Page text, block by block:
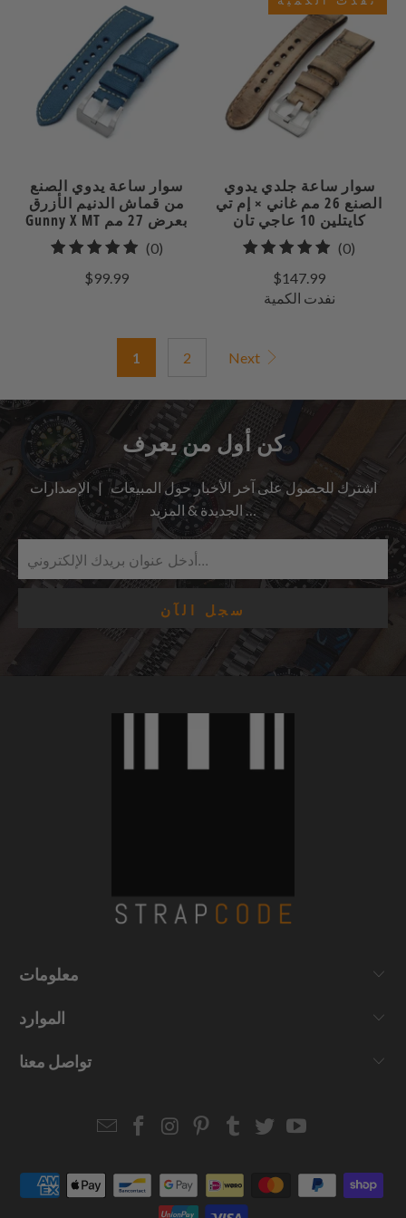
سوار ساعة يدوي الصنع
من قماش الدنيم الأزرق
Gunny X MT بعرض 27 مم
(0)0
$99.99
سوار ساعة جلدي يدوي
الصنع 26 مم غاني × إم تي
كايتلين 10 عاجي تان
(0)
$147.99
نفدت الكمية
1 2 Next
كن أول من يعرف
اشترك للحصول على آخر الأخبار حول المبيعات | الإصدارات
الجديدة & المزيد …
معلومات
الموارد
تواصل معنا
EmailStrapcode
Facebook
Strapcode
Instagram
Strapcode
Pinterest
Strapcode
Tumblr
Strapcode
TwitterYouTube